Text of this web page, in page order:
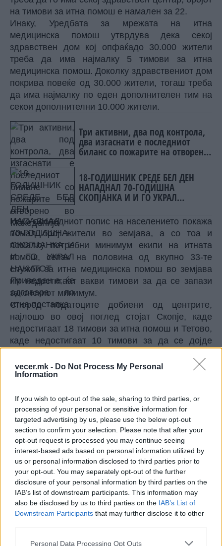
vecer.mk - Do Not Process My Personal
Information
If you wish to opt-out of the sale, sharing to third parties, or
processing of your personal or sensitive information for
targeted advertising by us, please use the below opt-out
section to confirm your selection. Please note that after your
opt-out request is processed you may continue seeing
interest-based ads based on personal information utilized by
us or personal information disclosed to third parties prior to
your opt-out. You may separately opt-out of the further
disclosure of your personal information by third parties on the
IAB’s list of downstream participants. This information may
also be disclosed by us to third parties on the IAB’s List of
Downstream Participants that may further disclose it to other
Personal Data Processing Opt Outs
на тимови за итна помош е намален за 22.
Инаку, Уредбата за мрежата на итна
медицинска помош утврдува дека секој
здравствен дом кој опфаќадо 30.000 жители
треба да има најмалку 5 тимови за итна
медицинска помош. Доколку здравствениот дом
покрива повеќе од 30.000 жители, тогаш треба
да има најмалку по еден дополнителен тим на
секои дополнителни 10.000 жители.
Три активни, два под контрола,
два изгаснати е последниот
биланс со пожарите на отворено
18-ГОДИШНИК СРЕДЕ БЕЛ ДЕН
НАПАДНАЛ 70-ГОДИШНА
СКОПЈАНКА И И ГО УКРАЛ
одговара по итна постапка
Иако последниот попис на населението покажа
помал број жители во земјава, а со тоа и
помалку потребни минимум екипи на итната
помош, сепак на половина од вкупно 33-те
служби за итна медицинска помош во земјава
им недостигаат вакви тимови за да се запази
законскиот минимум.
Според податоците добиени од центрите,
најлошо во овој поглед стојат Скопје, каде
недостигаат 18 тимови за итна помош и Тетово,
каде недостигаат 10 тимови за да се дојде
им недостигаат на Куманово и на Струга.
Законскиот минимум со тимови за итна
Виница, Демир Хисар, Крива Паланка, Пехчево,
Свети Николе и Штип.
Повеќе од минимумот имаат 11 здравствени
центри, меѓу кои најдобро во овој поглед стојат
Битола, Делчево со Македонска Каменица,
Кичево и Кочани – секаде има дури по 3 или 4
тимови повеќе отколку што предвидува
законскиот минимум.
© Vecer.mk, правата за текстот се на редакцијата
ОДДАДЕНА ПОЧИТ НА ЗАГИНАТИТЕ